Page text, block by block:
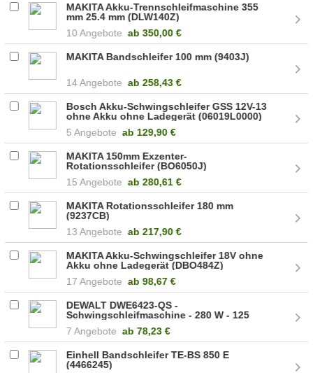
MAKITA Akku-Trennschleifmaschine 355
mm 25.4 mm (DLW140Z)
10 Angebote ab 350,00 €
MAKITA Bandschleifer 100 mm (9403J)
14 Angebote ab 258,43 €
Bosch Akku-Schwingschleifer GSS 12V-13
ohne Akku ohne Ladegerät (06019L0000)
5 Angebote ab 129,90 €
MAKITA 150mm Exzenter-
Rotationsschleifer (BO6050J)
15 Angebote ab 280,61 €
MAKITA Rotationsschleifer 180 mm
(9237CB)
13 Angebote ab 217,90 €
MAKITA Akku-Schwingschleifer 18V ohne
Akku ohne Ladegerät (DBO484Z)
17 Angebote ab 98,67 €
DEWALT DWE6423-QS -
Schwingschleifmaschine - 280 W - 125
7 Angebote ab 78,23 €
Einhell Bandschleifer TE-BS 850 E
(4466245)